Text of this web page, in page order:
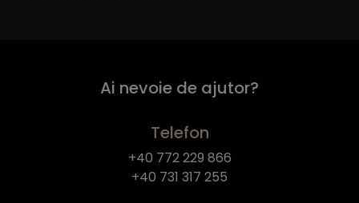
Ai nevoie de ajutor?
Telefon
+40 772 229 866
+40 731 317 255